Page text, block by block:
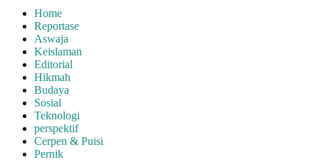
Home
Reportase
Aswaja
Keislaman
Editorial
Hikmah
Budaya
Sosial
Teknologi
perspektif
Cerpen & Puisi
Pernik